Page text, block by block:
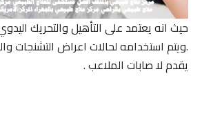
حيث انه يعتمد على التأهيل والتحريك
.ويتم استخدامه لحالات اعراض التشنجات
يقدم لا صابات الملاعب .